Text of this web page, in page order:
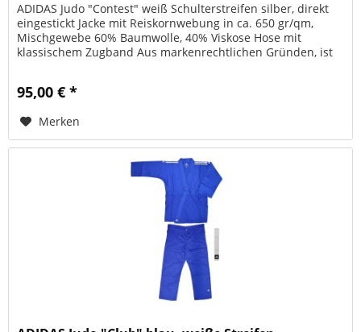
ADIDAS Judo "Contest" weiß Schulterstreifen silber, direkt
eingestickt Jacke mit Reiskornwebung in ca. 650 gr/qm,
Mischgewebe 60% Baumwolle, 40% Viskose Hose mit
klassischem Zugband Aus markenrechtlichen Gründen, ist
95,00 € *
Merken